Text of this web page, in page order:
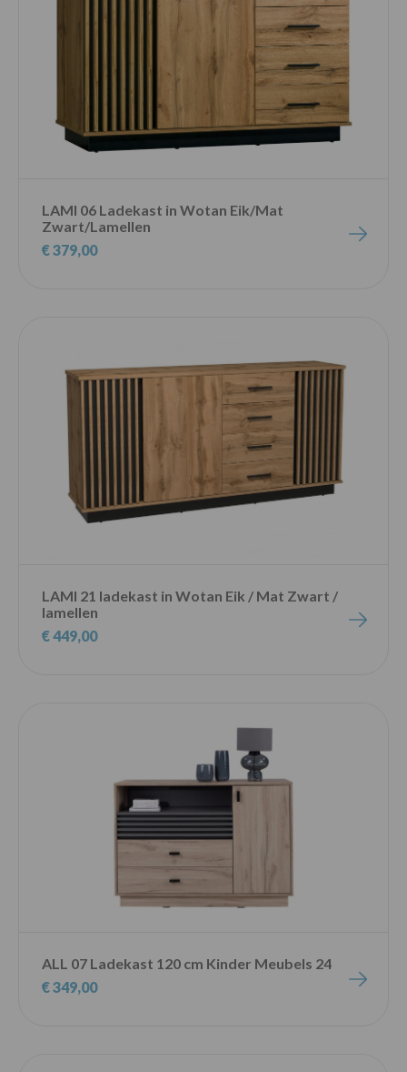
LAMI 06 Ladekast in Wotan Eik/Mat
Zwart/Lamellen
€ 379,00
LAMI 21 ladekast in Wotan Eik / Mat Zwart /
lamellen
€ 449,00
ALL 07 Ladekast 120 cm Kinder Meubels 24
€ 349,00